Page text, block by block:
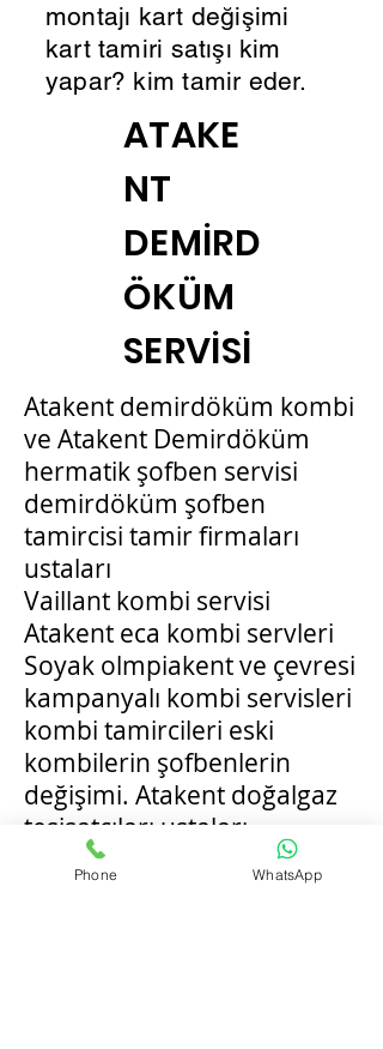
montajı kart değişimi
kart tamiri satışı kim
yapar? kim tamir eder.
ATAKE
NT
DEMİRD
ÖKÜM
SERVİSİ
Atakent demirdöküm kombi
ve Atakent Demirdöküm
hermatik şofben servisi
demirdöküm şofben
tamircisi tamir firmaları
ustaları
Vaillant kombi servisi
Atakent eca kombi servleri
Soyak olmpiakent ve çevresi
kampanyalı kombi servisleri
kombi tamircileri eski
kombilerin şofbenlerin
değişimi. Atakent doğalgaz
tesisatçıları ustaları
doğalgaz firmaları
Phone WhatsApp